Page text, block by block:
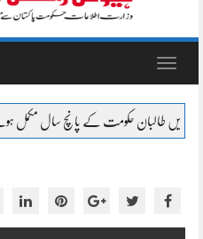
Toggle
مکمل ہونے کو، انسانی حقوق کی صورتحال پر